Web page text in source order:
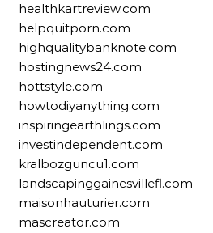
healthkartreview.com
helpquitporn.com
highqualitybanknote.com
hostingnews24.com
hottstyle.com
howtodiyanything.com
inspiringearthlings.com
investindependent.com
kralbozguncu1.com
landscapinggainesvillefl.com
maisonhauturier.com
mascreator.com